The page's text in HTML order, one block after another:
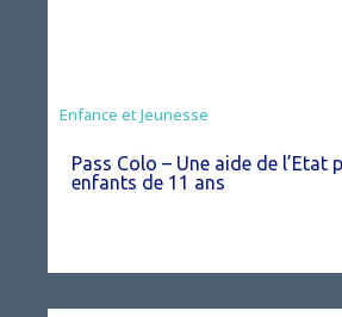
Animation
Enfance et Jeunesse
Pass Colo – Une aide de l’Etat
enfants de 11 ans